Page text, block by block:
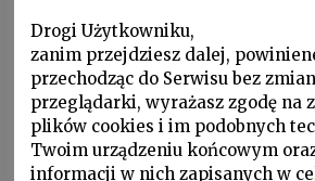
Mariusz Szczygieł
Drogi Użytkowniku,
zanim przejdziesz dalej,
przechodząc do Serwisu bez
przeglądarki, wyrażasz zgodę na
plików cookies i im podobnych
Twoim urządzeniu końcowym
informacji w nich zapisanych w